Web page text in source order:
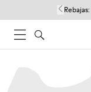
Rebajas: